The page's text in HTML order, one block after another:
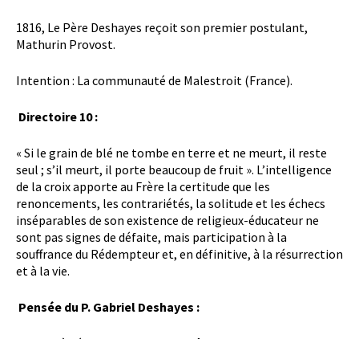
1816, Le Père Deshayes reçoit son premier postulant,
Mathurin Provost.
Intention : La communauté de Malestroit (France).
Directoire 10 :
« Si le grain de blé ne tombe en terre et ne meurt, il reste
seul ; s’il meurt, il porte beaucoup de fruit ». L’intelligence
de la croix apporte au Frère la certitude que les
renoncements, les contrariétés, la solitude et les échecs
inséparables de son existence de religieux-éducateur ne
sont pas signes de défaite, mais participation à la
souffrance du Rédempteur et, en définitive, à la résurrection
et à la vie.
Pensée du P. Gabriel Deshayes :